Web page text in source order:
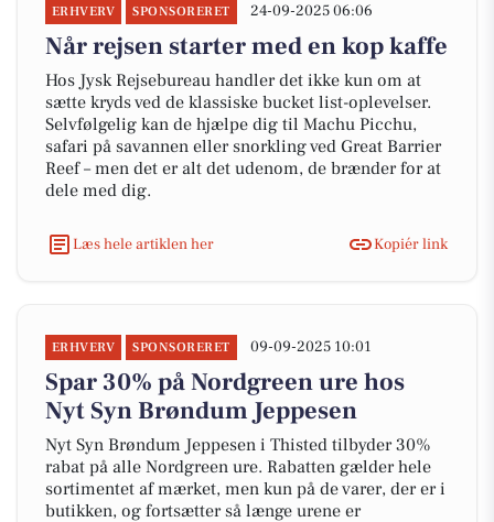
ERHVERV SPONSORERET 24-09-2025 06:06
Når rejsen starter med en kop kaffe
Hos Jysk Rejsebureau handler det ikke kun om at
sætte kryds ved de klassiske bucket list-oplevelser.
Selvfølgelig kan de hjælpe dig til Machu Picchu,
safari på savannen eller snorkling ved Great Barrier
Reef – men det er alt det udenom, de brænder for at
dele med dig.
Læs hele artiklen her Kopiér link
ERHVERV SPONSORERET 09-09-2025 10:01
Spar 30% på Nordgreen ure hos
Nyt Syn Brøndum Jeppesen
Nyt Syn Brøndum Jeppesen i Thisted tilbyder 30%
rabat på alle Nordgreen ure. Rabatten gælder hele
sortimentet af mærket, men kun på de varer, der er i
butikken, og fortsætter så længe urene er